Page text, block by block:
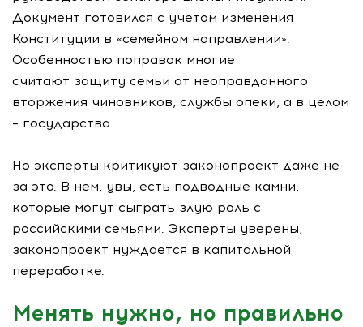
Документ готовился с учетом изменения
Конституции в «семейном направлении».
Особенностью поправок многие
считают защиту семьи от неоправданного
вторжения чиновников, службы опеки, а в целом
– государства.
Но эксперты критикуют законопроект даже не
за это. В нем, увы, есть подводные камни,
которые могут сыграть злую роль с
российскими семьями. Эксперты уверены,
законопроект нуждается в капитальной
переработке.
Менять нужно, но правильно